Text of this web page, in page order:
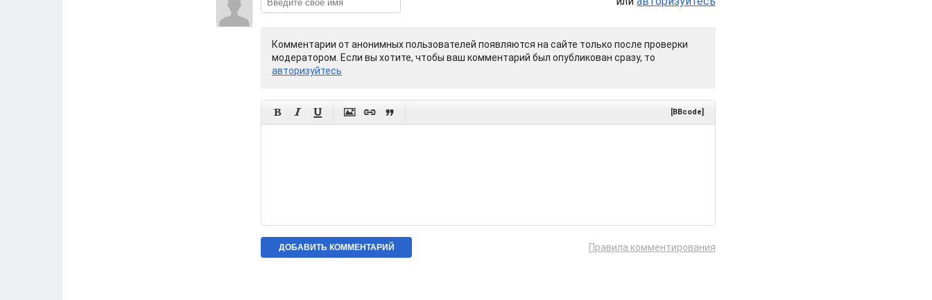
Комментарии от анонимных пользователей появляются на сайте только после проверки
модератором. Если вы хотите, чтобы ваш комментарий был опубликован сразу, то
авторизуйтесь
      [BBcode]
Правила комментирования